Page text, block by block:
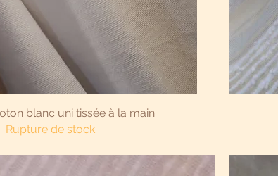
Aperçu rapide
blanc uni tissée à la main
Rupture de stock